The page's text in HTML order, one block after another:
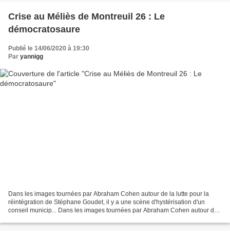
Crise au Méliès de Montreuil 26 : Le
démocratosaure
Publié le 14/06/2020 à 19:30
Par yannigg
Dans les images tournées par Abraham Cohen autour de la lutte pour la
réintégration de Stéphane Goudet, il y a une scène d'hystérisation d'un
conseil municip... Dans les images tournées par Abraham Cohen autour de